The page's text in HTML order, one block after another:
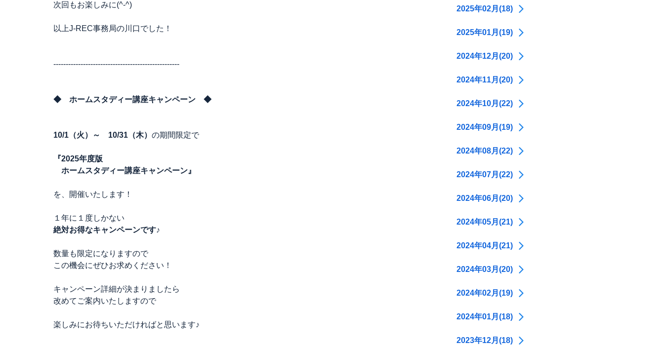
次回もお楽しみに(^-^)
以上J-REC事務局の川口でした！
---------------------------------------------------
◆ ホームスタディー講座キャンペーン ◆
10/1（火）～ 10/31（木） の期間限定で
『2025年度版
ホームスタディー講座キャンペーン』
を、開催いたします！
１年に１度しかない
絶対お得なキャンペーンです♪
数量も限定になりますので
この機会にぜひお求めください！
キャンペーン詳細が決まりましたら
改めてご案内いたしますので
楽しみにお待ちいただければと思います♪
2025年02月(18)
2025年01月(19)
2024年12月(20)
2024年11月(20)
2024年10月(22)
2024年09月(19)
2024年08月(22)
2024年07月(22)
2024年06月(20)
2024年05月(21)
2024年04月(21)
2024年03月(20)
2024年02月(19)
2024年01月(18)
2023年12月(18)